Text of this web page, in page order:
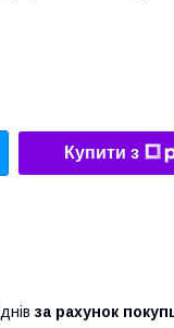
Купити з
за рахунок